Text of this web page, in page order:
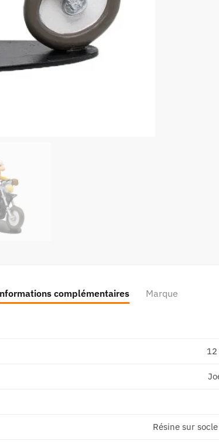
complémentaires Marque
Résine sur